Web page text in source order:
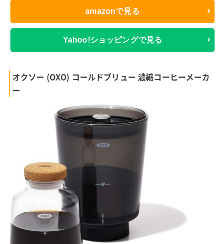
amazonで見る
Yahoo!ショッピングで見る
オクソー (OXO) コールドブリュー 濃縮コーヒーメーカ
ー